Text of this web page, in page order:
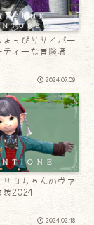
ょっぴりサイバー
ィーな冒険者
2024.07.09
リコちゃんのヴァ
装2024
2024.02.18